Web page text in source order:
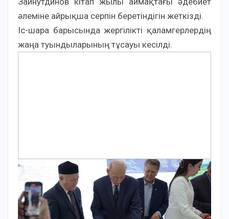
әлеміне айрықша серпін беретіндігін жеткізді.
Іс-шара барысында жергілікті қаламгерлердің
жаңа туындыларының тұсауы кесілді.